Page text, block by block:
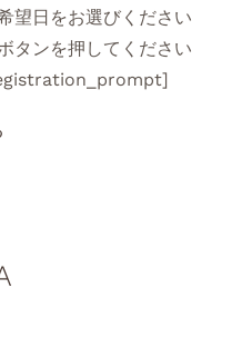
望日をお選びください
タンを押してください